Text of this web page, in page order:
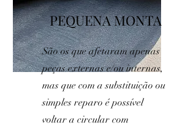
PEQUENA MONTA
São os que afetaram apenas
peças externas e/ou internas,
mas que com a substituição ou
simples reparo é possível
voltar a circular com